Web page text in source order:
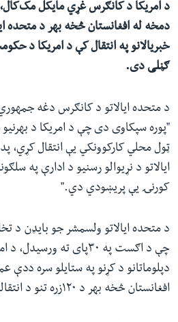
د امریکا د کانګرس غړي مایکل
دمخه له افغانستان څخه بهر د متحده
خبریالانو په انتقال کې د امریکا د
ګڼلی دی.
د متحده ایالاتو د کانګرس دغه
"پوره سپکاوی دی چې د امریکا د
ټول محلي کارکوونکي یې انتقال
ایالاتو د نړیوالو رسنیو د ادارې په
کورنۍ یې پریښودي دي."
د متحده ایالاتو ولسمشر جو بایډن د
چې د اګست په ۳۰پای ته
دپلوماتانو د کړنو په ستایلو سره ددې
افغانستان څخه بهر د ۱۲۰زره تنو د انتقالولو خبر ورکړ.